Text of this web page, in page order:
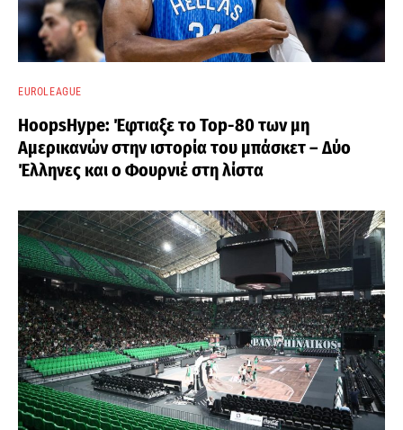
EUROLEAGUE
HoopsHype: Έφτιαξε το Top-80 των μη
Αμερικανών στην ιστορία του μπάσκετ – Δύο
Έλληνες και ο Φουρνιέ στη λίστα